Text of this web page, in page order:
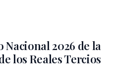
Nacional 2026 de la
los Reales Tercios